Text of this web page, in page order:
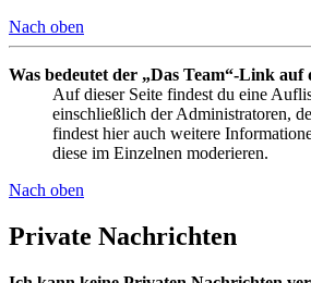
Nach oben
Was bedeutet der „Das Team“-Link auf
Auf dieser Seite findest du eine
einschließlich der Administratoren,
findest hier auch weitere
diese im Einzelnen moderieren.
Nach oben
Private Nachrichten